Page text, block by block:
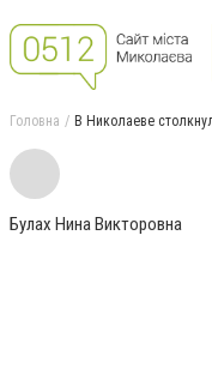
Головна В Николаеве
Булах Нина Викторовна